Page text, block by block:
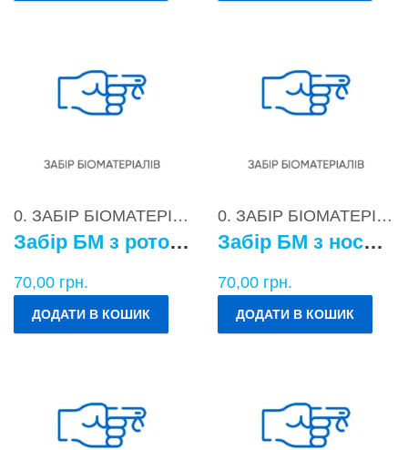
0. ЗАБІР БІОМАТЕРІАЛІВ
Забір БМ з ротоглотки
70,00 грн.
ДОДАТИ В КОШИК
0. ЗАБІР БІОМАТЕРІАЛІВ
Забір БМ з носоглотки
70,00 грн.
ДОДАТИ В КОШИК